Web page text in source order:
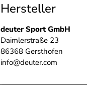
Hersteller
deuter Sport GmbH
Daimlerstraße 23
86368 Gersthofen
info@deuter.com